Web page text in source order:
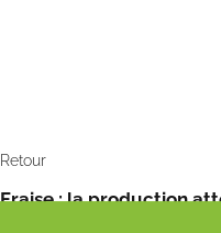
Retour
Fraise : la production
les prix orientés à la